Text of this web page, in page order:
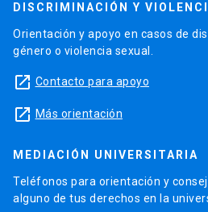
DISCRIMINACIÓN Y
Orientación y apoyo en casos de
género o violencia sexual.
launch Contacto para apoyo
launch Más orientación
MEDIACIÓN UNIVERSITARIA
Teléfonos para orientación y
alguno de tus derechos en la